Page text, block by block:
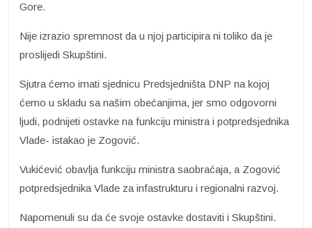
Gore.
Nije izrazio spremnost da u njoj participira ni toliko da je
proslijedi Skupštini.
Sjutra ćemo imati sjednicu Predsjedništa DNP na kojoj
ćemo u skladu sa našim obećanjima, jer smo odgovorni
ljudi, podnijeti ostavke na funkciju ministra i potpredsjednika
Vlade- istakao je Zogović.
Vukićević obavlja funkciju ministra saobraćaja, a Zogović
potpredsjednika Vlade za infastrukturu i regionalni razvoj.
Napomenuli su da će svoje ostavke dostaviti i Skupštini.